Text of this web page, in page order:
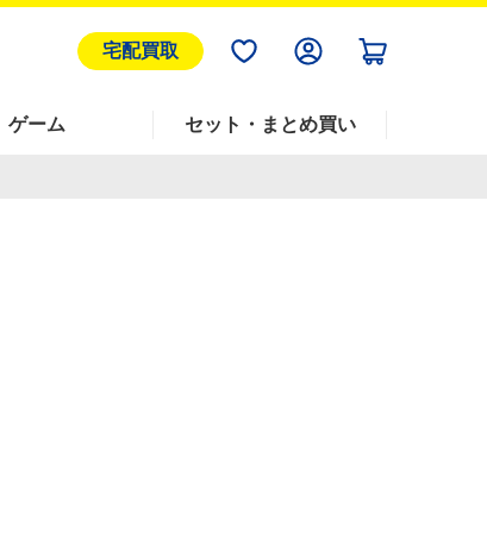
宅配買取
ゲーム セット・まとめ買い